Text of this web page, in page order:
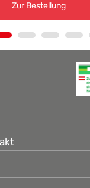
Zur Bestellung